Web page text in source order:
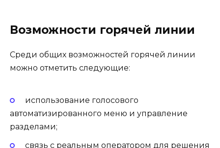
Возможности горячей линии
Среди общих возможностей горячей линии
можно отметить следующие:
использование голосового
автоматизированного меню и управление
разделами;
связь с реальным оператором для решения